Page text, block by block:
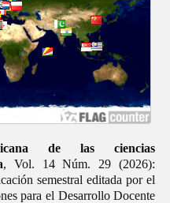
de las ciencias
, Vol. 14 Núm. 29 (2026):
semestral editada por el
para el Desarrollo Docente